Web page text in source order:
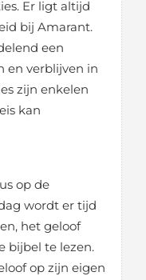
Er ligt altijd
bij Amarant.
een
en verblijven in
zijn enkelen
kan
op de
wordt er tijd
het geloof
bijbel te lezen.
op zijn eigen